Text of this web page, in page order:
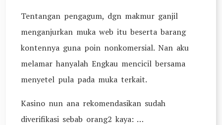
Tentangan pengagum, dgn makmur ganjil
menganjurkan muka web itu beserta barang
kontennya guna poin nonkomersial. Nan aku
melamar hanyalah Engkau mencicil bersama
menyetel pula pada muka terkait.
Kasino nun ana rekomendasikan sudah
diverifikasi sebab orang2 kaya: …